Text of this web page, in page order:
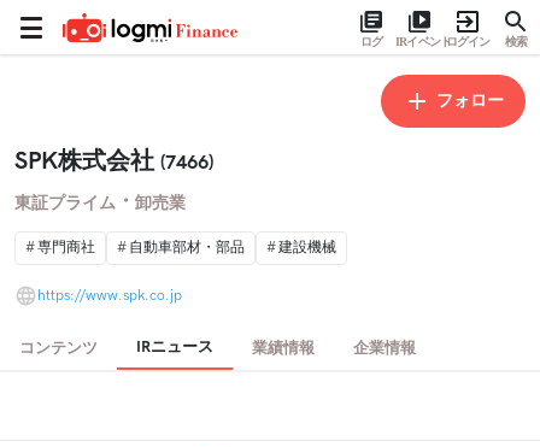
ログ IRイベントログイン 検索
フォロー
SPK株式会社 (7466)
東証プライム ・ 卸売業
専門商社 自動車部材・部品 建設機械
https://www.spk.co.jp
コンテンツ IRニュース 業績情報 企業情報